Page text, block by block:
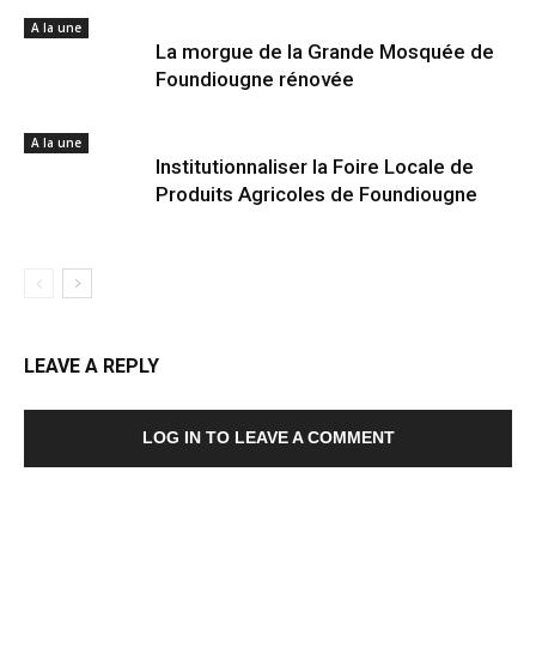
A la une
La morgue de la Grande Mosquée de
Foundiougne rénovée
A la une
Institutionnaliser la Foire Locale de
Produits Agricoles de Foundiougne
LEAVE A REPLY
LOG IN TO LEAVE A COMMENT